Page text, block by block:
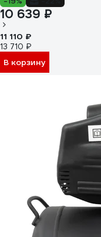
10 639 ₽
11 110 ₽
13 710 ₽
В корзину